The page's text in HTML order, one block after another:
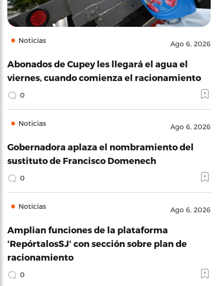
Noticias Ago 6, 2026
Abonados de Cupey les llegará el agua el
viernes, cuando comienza el racionamiento
0
Noticias Ago 6, 2026
Gobernadora aplaza el nombramiento del
sustituto de Francisco Domenech
0
Noticias Ago 6, 2026
Amplian funciones de la plataforma
'RepórtalosSJ' con sección sobre plan de
racionamiento
0